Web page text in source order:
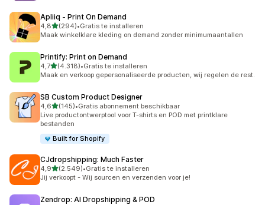
Apliiq ‑ Print On Demand
4,8van 5 sterren
(294)
294 recensies in totaal
•Gratis te installeren
Maak winkelklare kleding on demand zonder minimumaantallen
Printify: Print on Demand
4,7van 5 sterren
(4.318)
4318 recensies in totaal
•Gratis te installeren
Maak en verkoop gepersonaliseerde producten, wij regelen de rest.
SB Custom Product Designer
4,6van 5 sterren
(145)
145 recensies in totaal
•Gratis abonnement beschikbaar
Live productontwerptool voor T-shirts en POD met printklare
bestanden
Built for Shopify
CJdropshipping: Much Faster
4,9van 5 sterren
(2.549)
2549 recensies in totaal
•Gratis te installeren
Jij verkoopt - Wij sourcen en verzenden voor je!
Zendrop: AI Dropshipping & POD